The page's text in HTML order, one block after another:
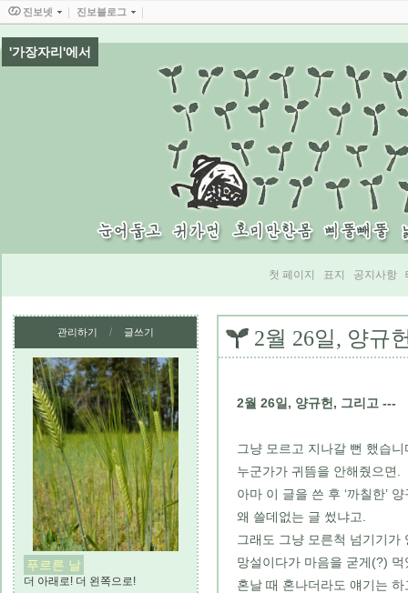
'가장자리'에서
첫 페이지 표지 공지사항
관리하기 / 글쓰기
푸르른 날
더 아래로! 더 왼쪽으로!
2월 26일, 양규
2월 26일, 양규헌, 그리고 ---
그냥 모르고 지나갈 뻔 했습니
누군가가 귀뜸을 안해줬으면.
아마 이 글을 쓴 후 ‘까칠한’
왜 쓸데없는 글 썼냐고.
그래도 그냥 모른척 넘기기가
망설이다가 마음을 굳게(?) 먹
혼날 때 혼나더라도 얘기는
진보넷 진보블로그